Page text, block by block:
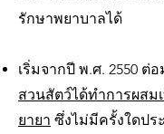
รักษาพยาบาลได้
เริ่มจากปี พ.ศ. 2550 ต่อ
สวนสัตว์ได้ทำการผสม
ยายา ซึ่งไม่มีครั้งใดปร